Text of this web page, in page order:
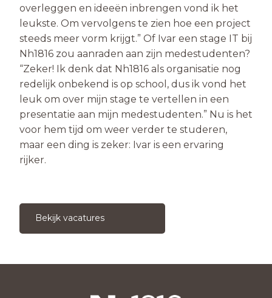
overleggen en ideeën inbrengen vond ik het
leukste. Om vervolgens te zien hoe een project
steeds meer vorm krijgt.” Of Ivar een stage IT bij
Nh1816 zou aanraden aan zijn medestudenten?
“Zeker! Ik denk dat Nh1816 als organisatie nog
redelijk onbekend is op school, dus ik vond het
leuk om over mijn stage te vertellen in een
presentatie aan mijn medestudenten.” Nu is het
voor hem tijd om weer verder te studeren,
maar een ding is zeker: Ivar is een ervaring
rijker.
Bekijk vacatures